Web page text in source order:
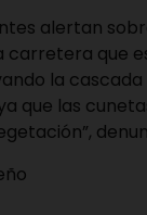
alertan
carretera que
la
que las